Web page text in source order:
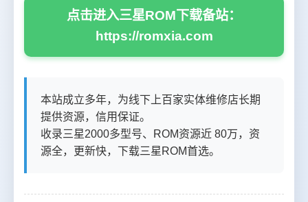
点击进入三星ROM下载备站：
https://romxia.com
本站成立多年，为线下上百家实体维修店长期
提供资源，信用保证。
收录三星2000多型号、ROM资源近 80万，资
源全，更新快，下载三星ROM首选。